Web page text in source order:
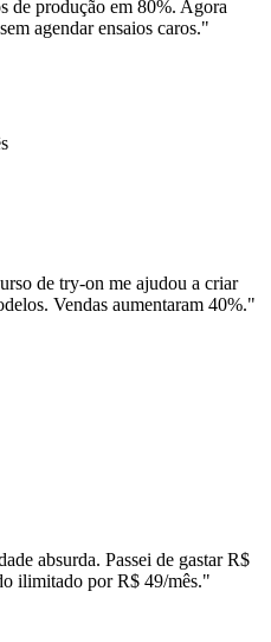
de produção em 80%. Agora
agendar ensaios caros."
de try-on me ajudou a criar
Vendas aumentaram 40%."
absurda. Passei de gastar R$
ilimitado por R$ 49/mês."